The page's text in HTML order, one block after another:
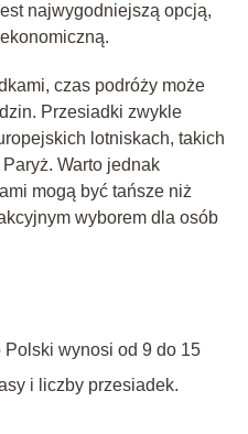
najwygodniejszą opcją,
czas podróży może
Przesiadki zwykle
lotniskach, takich
Warto jednak
mogą być tańsze niż
wyborem dla osób
wynosi od 9 do 15
i liczby przesiadek.